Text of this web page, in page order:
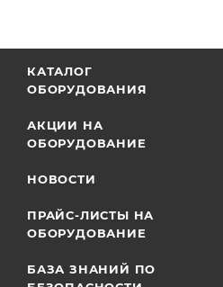
КАТАЛОГ
ОБОРУДОВАНИЯ
АКЦИИ НА
ОБОРУДОВАНИЕ
НОВОСТИ
ПРАЙС-ЛИСТЫ НА
ОБОРУДОВАНИЕ
БАЗА ЗНАНИЙ ПО